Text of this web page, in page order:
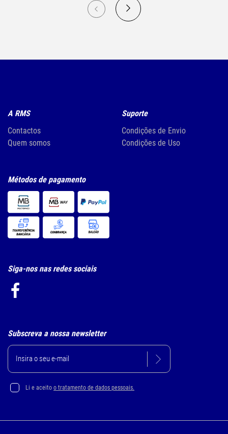
A RMS
Contactos
Quem somos
Suporte
Condições de Envio
Condições de Uso
Métodos de pagamento
Siga-nos nas redes sociais
Subscreva a nossa newsletter
Li e aceito o tratamento de dados pessoais.